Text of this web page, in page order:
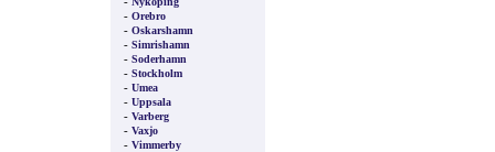
- Orebro
- Oskarshamn
- Simrishamn
- Soderhamn
- Stockholm
- Umea
- Uppsala
- Varberg
- Vaxjo
- Vimmerby